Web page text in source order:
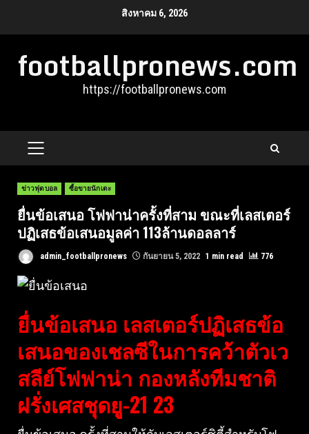
สิงหาคม 6, 2026
footballpronews.com
https://footballpronews.com
PRIMARY
ข่าวฟุตบอล ซื้อขายนักเตะ
ยื่นข้อเสนอ โฟฟาน่าครั้งที่สาม ขณะที่เลสเตอร์
ปฏิเสธข้อเสนอมูลค่า 113ล้านดอลลาร์
admin_footballpronews กันยายน 5, 2022 1 min read 776
ยื่นข้อเสนอ เลสเตอร์ปฏิเสธข้อ
เสนอของเชลซีในการคว้าตัวเว
สลีย์โฟฟาน่า กองหลังทีมชาติ
ฝรั่งเศสชุดยู-21 23